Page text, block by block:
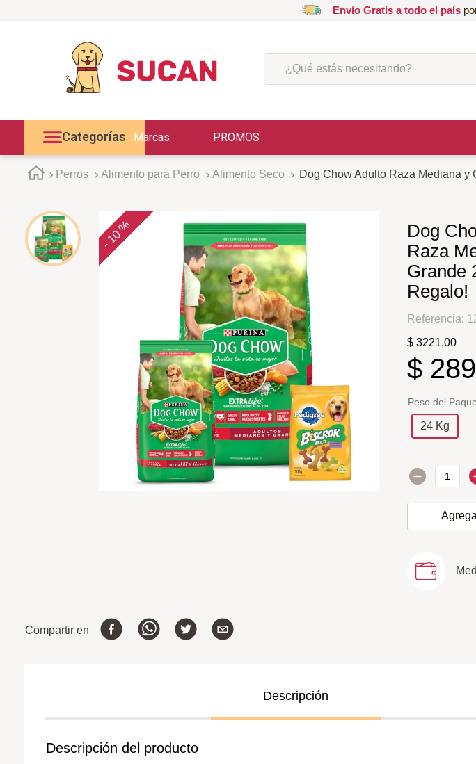
Envío Gratis a todo el país
¿Qué estás necesitando?
Categorías Marcas PROMOS
Perros Alimento para Perro Alimento Seco Dog Chow Adulto Raza Mediana y
-
10 %
Dog
Raza
Grande
Regalo!
Referencia:
$ 3221,00
$
Peso del
24 Kg
Compartir en
Descripción
Descripción del producto